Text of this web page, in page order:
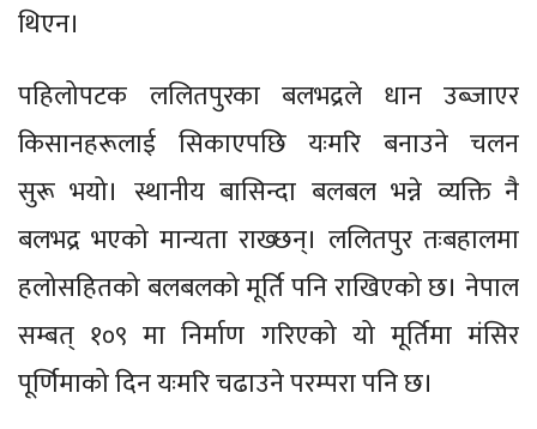
थिएन।
पहिलोपटक ललितपुरका बलभद्रले धान उब्जाएर
किसानहरूलाई सिकाएपछि यःमरि बनाउने चलन
सुरू भयो। स्थानीय बासिन्दा बलबल भन्ने व्यक्ति नै
बलभद्र भएको मान्यता राख्छन्। ललितपुर तःबहालमा
हलोसहितको बलबलको मूर्ति पनि राखिएको छ। नेपाल
सम्बत् १०९ मा निर्माण गरिएको यो मूर्तिमा मंसिर
पूर्णिमाको दिन यःमरि चढाउने परम्परा पनि छ।